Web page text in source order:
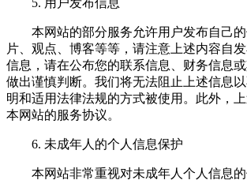
本网站的部分服务允许用户发布自己的
片、观点、博客等等，请注意上述内容自
信息，请在公布您的联系信息、财务信息
做出谨慎判断。我们将无法阻止上述信息
明和适用法律法规的方式被使用。此外，
本网站的服务协议。
6. 未成年人的个人信息保护
本网站非常重视对未成年人个人信息的